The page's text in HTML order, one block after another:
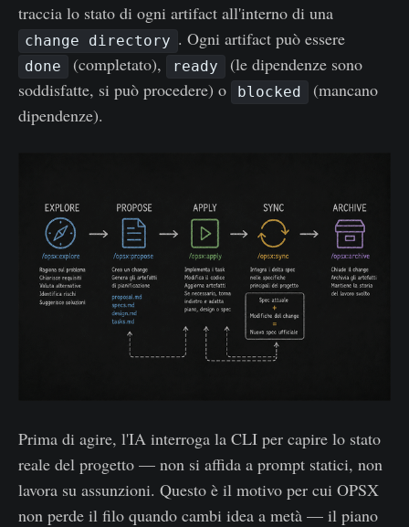
traccia lo stato di ogni artifact all'interno di una
change directory . Ogni artifact può essere
done (completato), ready
(le dipendenze sono
soddisfatte, si può procedere) o
blocked
(mancano
dipendenze).
Prima di agire, l'IA interroga la CLI per capire lo stato
reale del progetto — non si affida a prompt statici, non
lavora su assunzioni. Questo è il motivo per cui OPSX
non perde il filo quando cambi idea a metà — il piano